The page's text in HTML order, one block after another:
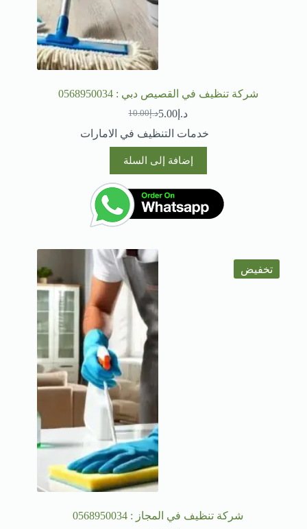
شركة تنظيف في القصيص دبي : 0568950034
د.إ10.00
السعر
الأصلي
هو:
د.إ 5.00السعر
الحالي
هو:
خدمات التنظيف في الامارات
إضافة إلى السلة
تخفيض
شركة تنظيف في المجاز : 0568950034